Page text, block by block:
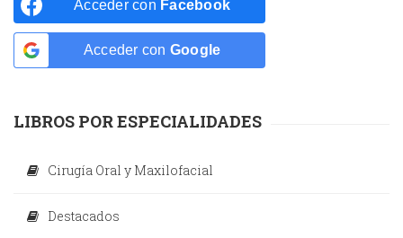
Acceder con Facebook
Acceder con Google
LIBROS POR ESPECIALIDADES
Cirugía Oral y Maxilofacial
Destacados